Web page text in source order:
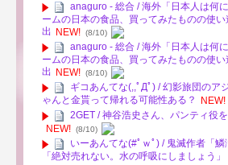
anaguro - 総合 / 海外「日本人は何
ームの日本の食品、買ってみたものの使
出 NEW! (8/10)
anaguro - 総合 / 海外「日本人は何
ームの日本の食品、買ってみたものの使
出 NEW! (8/10)
ギコあんてな(,,ﾟДﾟ) / 幻影旅団のア
ゃんと金貰って帰れる可能性ある？
NEW!
2GET / 神谷浩史さん、パンティ役
NEW! (8/10)
いーあんてな(#ﾟｗﾟ) / 鬼滅作者「
「絶対売れない。水の呼吸にしましょう」